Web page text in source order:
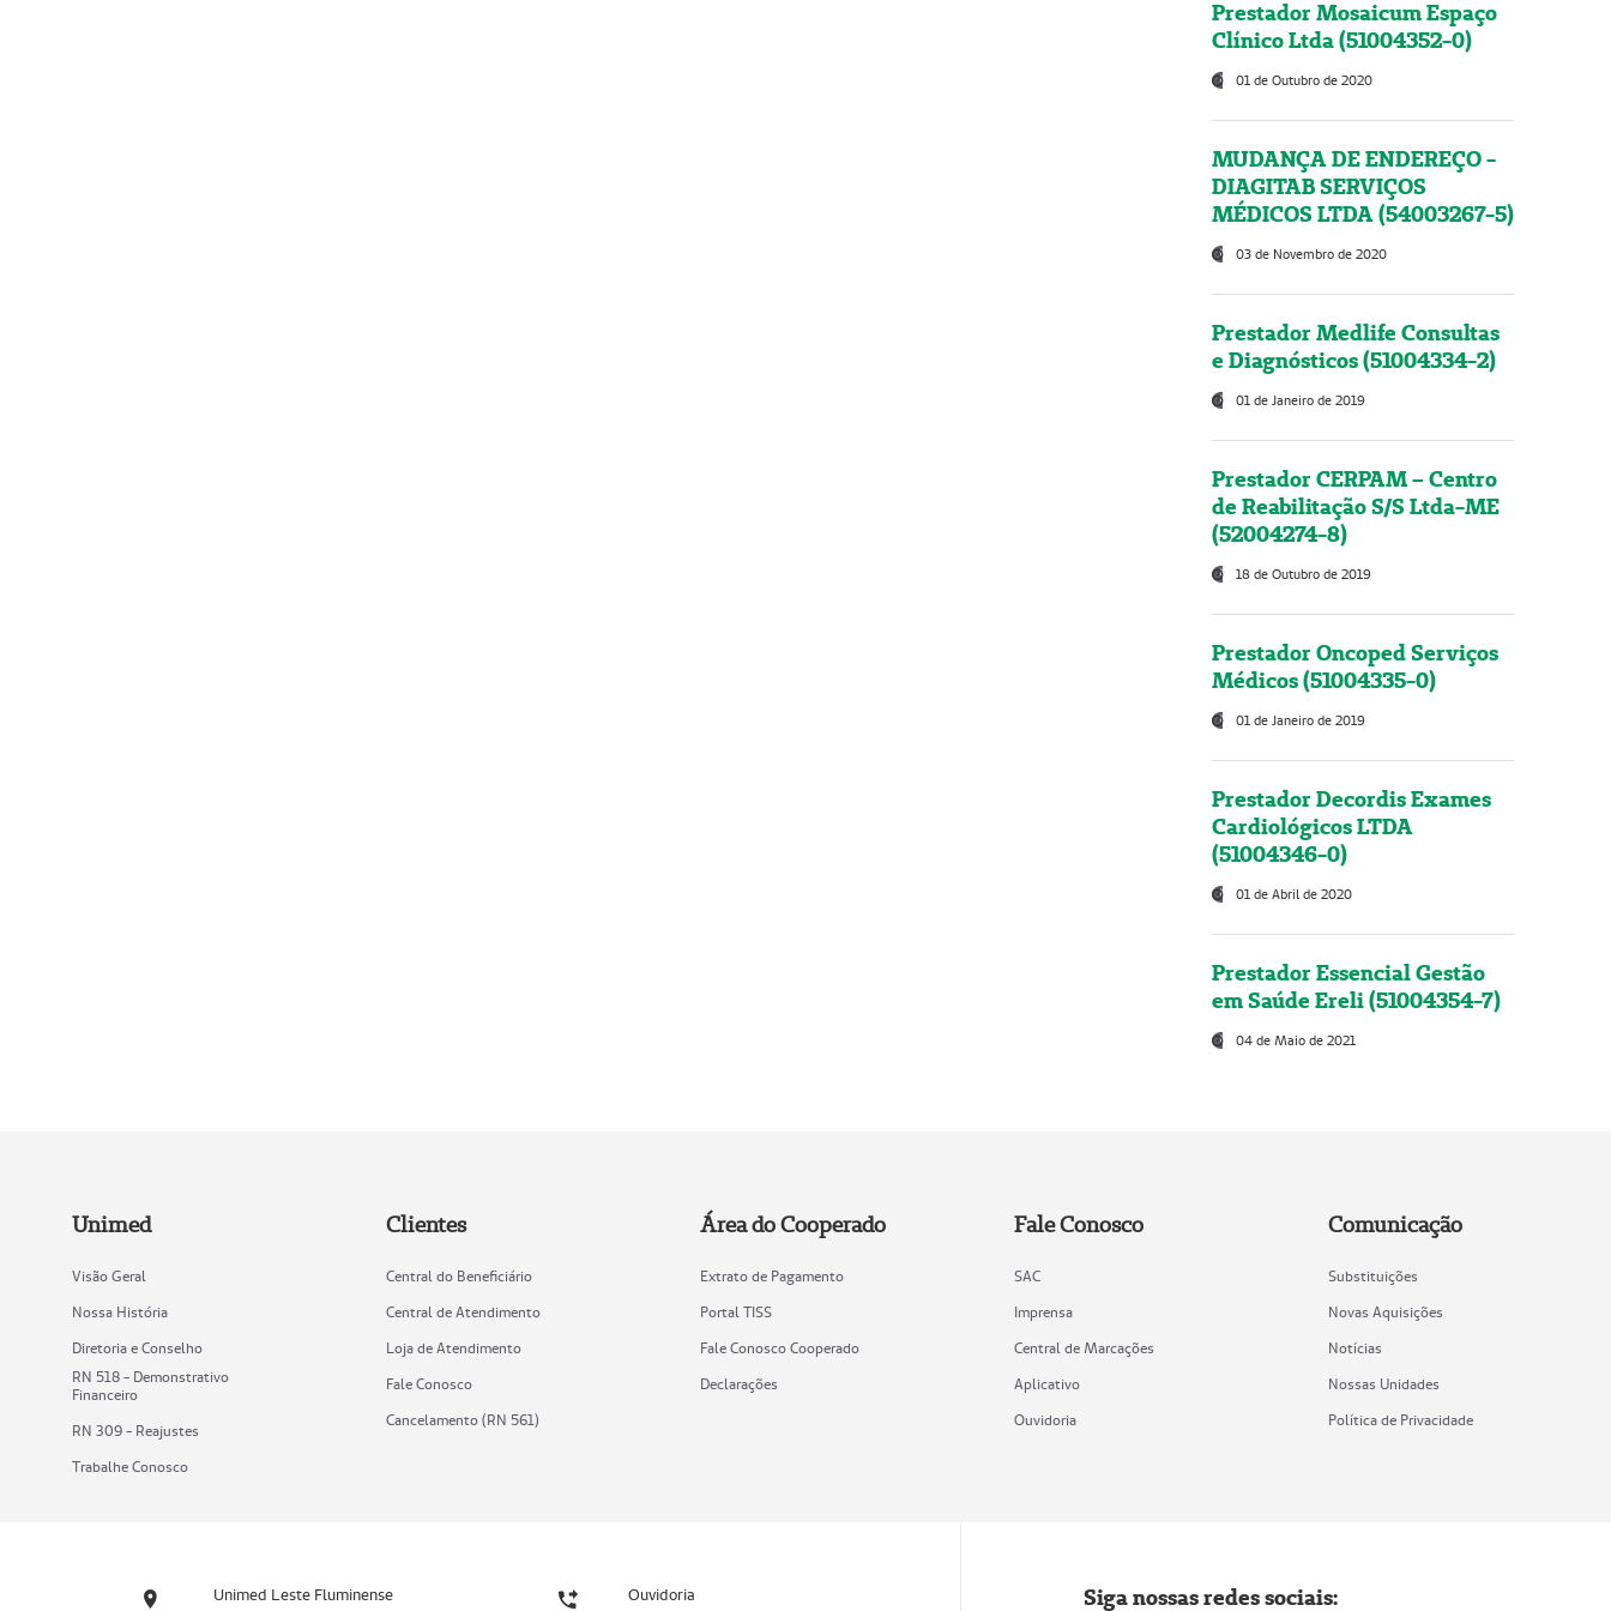
Prestador Mosaicum Espaço
Clínico Ltda (51004352-0)
01 de Outubro de 2020
MUDANÇA DE ENDEREÇO -
DIAGITAB SERVIÇOS
MÉDICOS LTDA (54003267-5)
03 de Novembro de 2020
Prestador Medlife Consultas
e Diagnósticos (51004334-2)
01 de Janeiro de 2019
Prestador CERPAM – Centro
de Reabilitação S/S Ltda-ME
(52004274-8)
18 de Outubro de 2019
Prestador Oncoped Serviços
Médicos (51004335-0)
01 de Janeiro de 2019
Prestador Decordis Exames
Cardiológicos LTDA
(51004346-0)
01 de Abril de 2020
Prestador Essencial Gestão
em Saúde Ereli (51004354-7)
04 de Maio de 2021
Unimed
Visão Geral
Nossa História
Diretoria e Conselho
RN 518 - Demonstrativo
Financeiro
RN 309 - Reajustes
Trabalhe Conosco
Clientes
Central do Beneficiário
Central de Atendimento
Loja de Atendimento
Fale Conosco
Cancelamento (RN 561)
Área do Cooperado
Extrato de Pagamento
Portal TISS
Fale Conosco Cooperado
Declarações
Fale Conosco
SAC
Imprensa
Central de Marcações
Aplicativo
Ouvidoria
Comunicação
Substituições
Novas Aquisições
Notícias
Nossas Unidades
Política de Privacidade
Unimed Leste Fluminense Ouvidoria Siga nossas redes sociais: